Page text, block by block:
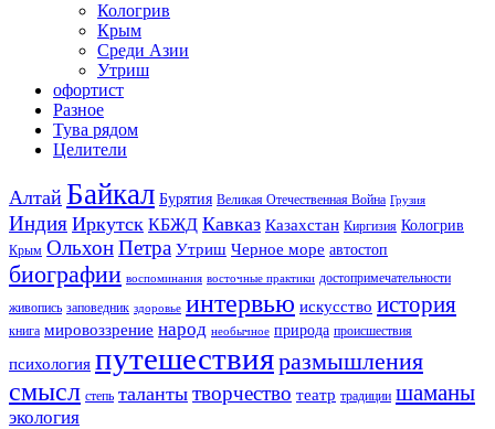
Кологрив
Крым
Среди Азии
Утриш
офортист
Разное
Тува рядом
Целители
Алтай Байкал Бурятия Великая Отечественная Война Грузия
Индия Иркутск КБЖД Кавказ Казахстан Киргизия Кологрив
Крым ОльхонПетра Утриш Черное море автостоп
биографии воспоминания восточные практики достопримечательности
живопись заповедник здоровье интервью искусство история
книга мировоззрение народ необычное природа происшествия
психология путешествияразмышления
смысл степь таланты творчество театр традиции шаманы
экология